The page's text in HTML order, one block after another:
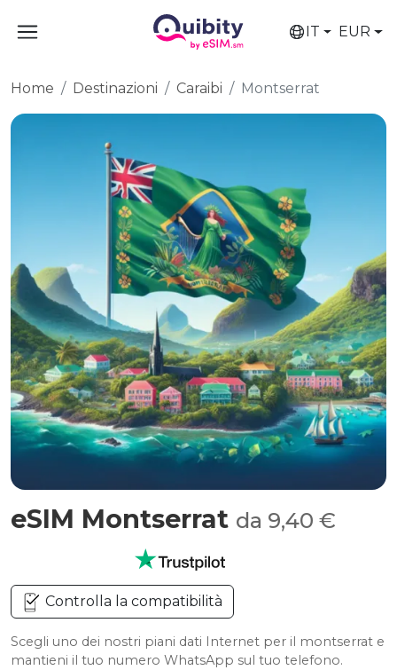
IT EUR
Home Destinazioni Caraibi Montserrat
eSIM Montserrat da 9,40 €
Controlla la compatibilità
Scegli uno dei nostri piani dati Internet per il montserrat e
mantieni il tuo numero WhatsApp sul tuo telefono.